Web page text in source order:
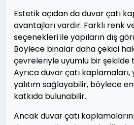
Estetik açıdan da duvar çatı
avantajları vardır. Farklı renk
seçenekleri ile yapıların dış
Böylece binalar daha çekici
çevreleriyle uyumlu bir şekilde
Ayrıca duvar çatı
yalıtım sağlayabilir, böylece
katkıda bulunabilir.
Ancak duvar çatı